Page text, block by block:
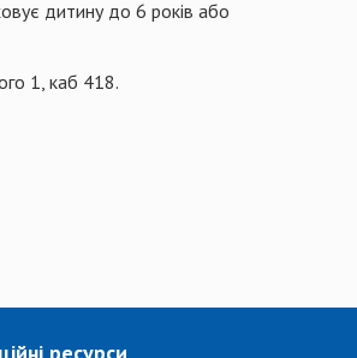
дитину до 6 років або
1, каб 418.
ресурси